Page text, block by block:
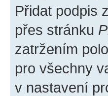
Přidat podpis
přes stránku
zatržením
pro všechny
v nastavení